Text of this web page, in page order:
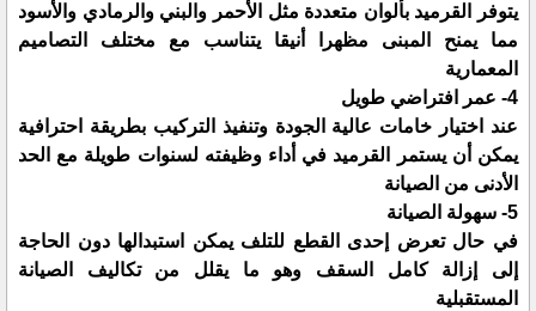
يتوفر القرميد بألوان متعددة مثل الأحمر والبني والرمادي والأسود
مما يمنح المبنى مظهرا أنيقا يتناسب مع مختلف التصاميم
المعمارية
4- عمر افتراضي طويل
عند اختيار خامات عالية الجودة وتنفيذ التركيب بطريقة احترافية
يمكن أن يستمر القرميد في أداء وظيفته لسنوات طويلة مع الحد
الأدنى من الصيانة
5- سهولة الصيانة
في حال تعرض إحدى القطع للتلف يمكن استبدالها دون الحاجة
إلى إزالة كامل السقف وهو ما يقلل من تكاليف الصيانة
المستقبلية